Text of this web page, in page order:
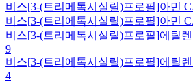
비스[3-(트리메톡시실릴)프로필]아민
비스[3-(트리에톡시실릴)프로필]아민
비스[3-(트리메톡시실릴)프로필]에틸
9
비스[3-(트리에톡시실릴)프로필]에틸
4